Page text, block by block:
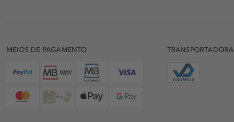
MEIOS DE PAGAMENTO TRANSPORTADORA